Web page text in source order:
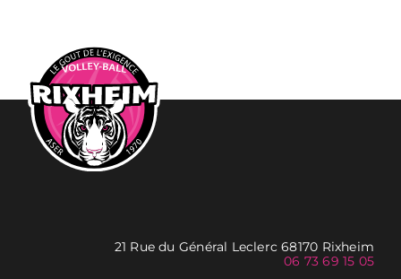
21 Rue du Général Leclerc 68170 Rixheim
06 73 69 15 05